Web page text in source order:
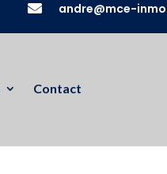
 andre@mce-
Contact